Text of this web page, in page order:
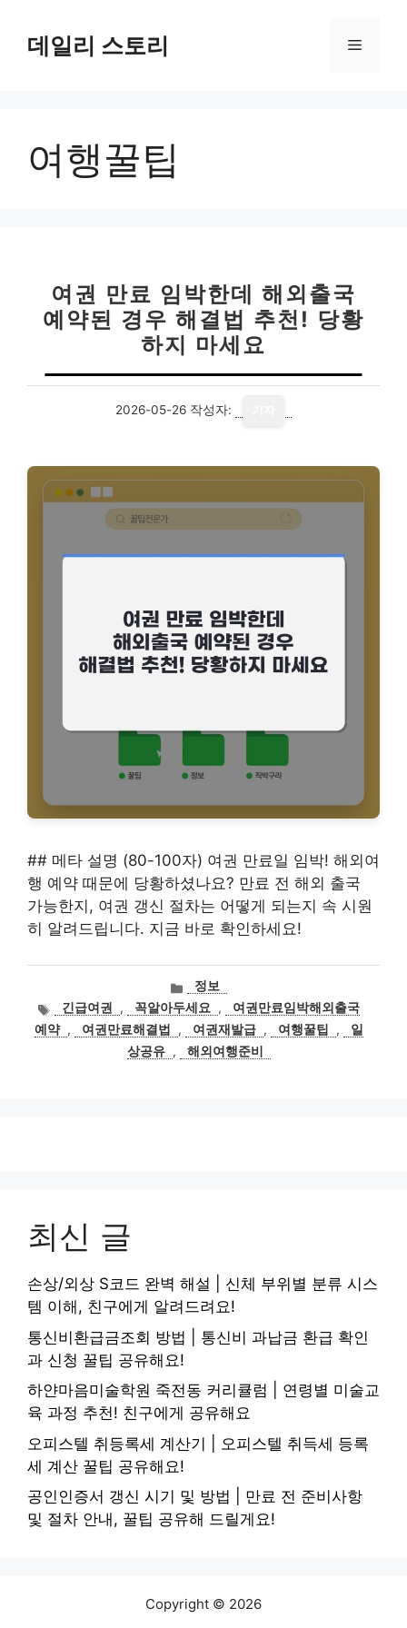
데일리 스토리 메
여행꿀팁
여권 만료 임박한데 해외출국
예약된 경우 해결법 추천! 당황
하지 마세요
2026-05-26 작성자:
## 메타 설명 (80-100자) 여권 만료일 임박! 해외여
행 예약 때문에 당황하셨나요? 만료 전 해외 출국
가능한지, 여권 갱신 절차는 어떻게 되는지 속 시원
히 알려드립니다. 지금 바로 확인하세요!
카
테
고
리
정보
태
그
긴급여권 , 꼭알아두세요 ,
여권만료임박해외출국
예약 , 여권만료해결법 , 여권재발급 , 여행꿀팁 ,
일
상공유 , 해외여행준비
최신 글
손상/외상 S코드 완벽 해설 | 신체 부위별 분류 시스
템 이해, 친구에게 알려드려요!
통신비환급금조회 방법 | 통신비 과납금 환급 확인
과 신청 꿀팁 공유해요!
하얀마음미술학원 죽전동 커리큘럼 | 연령별 미술교
육 과정 추천! 친구에게 공유해요
오피스텔 취등록세 계산기 | 오피스텔 취득세 등록
세 계산 꿀팁 공유해요!
공인인증서 갱신 시기 및 방법 | 만료 전 준비사항
및 절차 안내, 꿀팁 공유해 드릴게요!
Copyright © 2026